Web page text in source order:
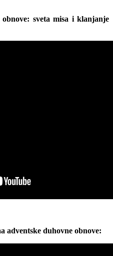
sveta misa i klanjanje
adventske duhovne obnove: